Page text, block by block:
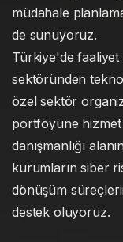
müdahale
de sunuyoruz.
Türkiye'de
sektöründen
özel sektör
portföyüne
danışmanlığı
kurumların siber
dönüşüm
destek oluyoruz.